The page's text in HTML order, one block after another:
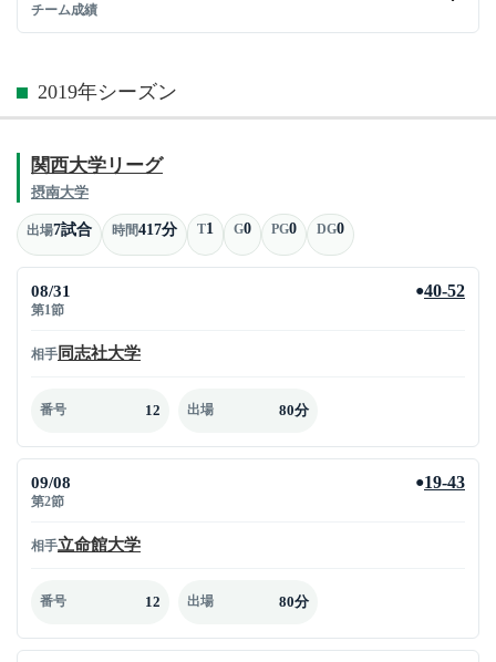
チーム成績
2019年シーズン
関西大学リーグ
摂南大学
出場7試合 時間417分 T1 G0 PG0 DG0
08/31
第1節
●40-52
相手 同志社大学
番号 12 出場 80分
09/08
第2節
●19-43
相手立命館大学
番号 12 出場 80分